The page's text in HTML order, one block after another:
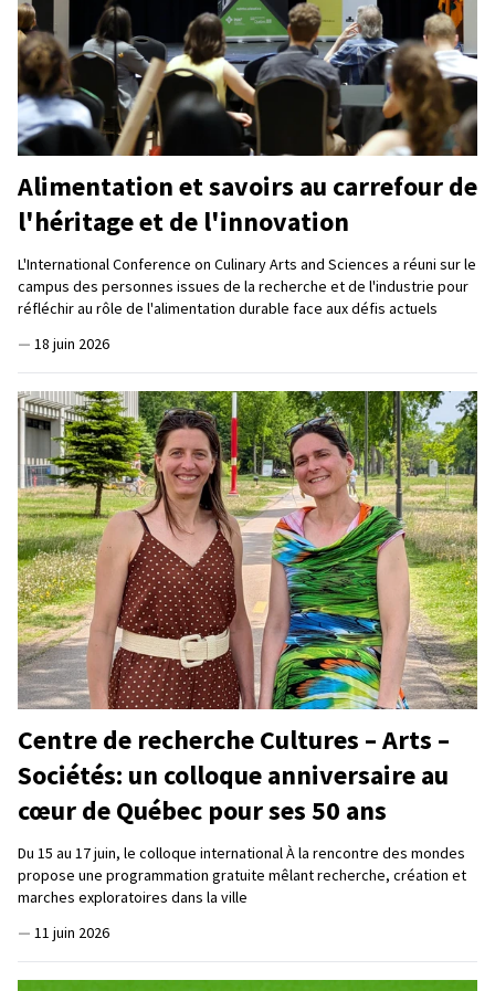
Alimentation et savoirs au carrefour de
l'héritage et de l'innovation
L'International Conference on Culinary Arts and Sciences a réuni sur le
campus des personnes issues de la recherche et de l'industrie pour
réfléchir au rôle de l'alimentation durable face aux défis actuels
— 18 juin 2026
Centre de recherche Cultures – Arts –
Sociétés: un colloque anniversaire au
cœur de Québec pour ses 50 ans
Du 15 au 17 juin, le colloque international À la rencontre des mondes
propose une programmation gratuite mêlant recherche, création et
marches exploratoires dans la ville
— 11 juin 2026